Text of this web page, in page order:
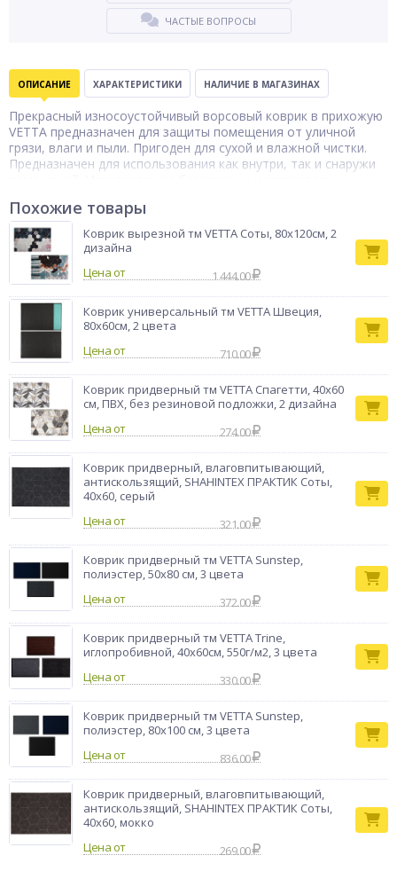
ЧАСТЫЕ ВОПРОСЫ
ОПИСАНИЕ ХАРАКТЕРИСТИКИ НАЛИЧИЕ В МАГАЗИНАХ
Прекрасный износоустойчивый ворсовый коврик в прихожую
VETTA предназначен для защиты помещения от уличной
грязи, влаги и пыли. Пригоден для сухой и влажной чистки.
Предназначен для использования как внутри, так и снаружи
предотвращает скольжение. Ворсовое покрытие удерживает
влагу и грязь. Ворс изготовлен из 100% полиэстера.
Основание - резина. Коврик выполнен в 4-х цветах.
Тип товара
придверный
Бренд
Vetta
Похожие товары
Коврик вырезной тм VETTA Соты, 80х120см, 2
дизайна
Цена от
1 444.00
Коврик универсальный тм VETTA Швеция,
80х60см, 2 цвета
Цена от
710.00
Коврик придверный тм VETTA Спагетти, 40х60
см, ПВХ, без резиновой подложки, 2 дизайна
Цена от
274.00
Коврик придверный, влаговпитывающий,
антискользящий, SHAHINTEX ПРАКТИК Соты,
40х60, серый
Цена от
321.00
Коврик придверный тм VETTA Sunstep,
полиэстер, 50х80 см, 3 цвета
Цена от
372.00
Коврик придверный тм VETTA Trine,
иглопробивной, 40х60см, 550г/м2, 3 цвета
Цена от
330.00
Коврик придверный тм VETTA Sunstep,
полиэстер, 80х100 см, 3 цвета
Цена от
836.00
Коврик придверный, влаговпитывающий,
антискользящий, SHAHINTEX ПРАКТИК Соты,
40х60, мокко
Цена от
269.00